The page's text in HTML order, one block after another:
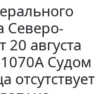
Северо-
20 августа
Судом
отсутствует